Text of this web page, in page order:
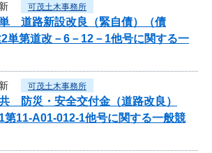
可茂土木事務所
単 道路新設改良（緊自債）（債
第道改－6－12－1他号に関する一
可茂土木事務所
防災・安全交付金（道路改良）
11-A01-012-1他号に関する一般競